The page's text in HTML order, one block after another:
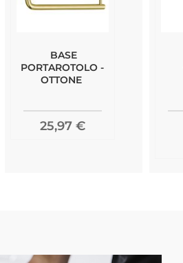
BASE
PORTAROTOLO -
OTTONE
25,97 €